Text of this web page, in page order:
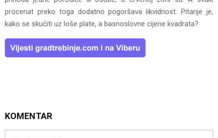
procenat preko toga dodatno pogoršava likvidnost. Pitanje je,
kako se skućiti uz loše plate, a basnoslovne cijene kvadrata?
KOMENTAR